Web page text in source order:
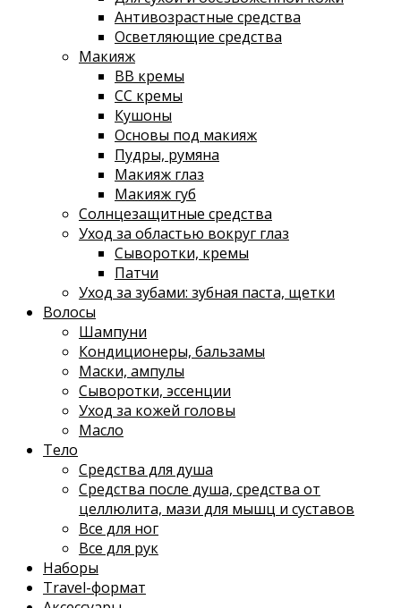
Антивозрастные средства
Осветляющие средства
Макияж
ВВ кремы
СС кремы
Кушоны
Основы под макияж
Пудры, румяна
Макияж глаз
Макияж губ
Солнцезащитные средства
Уход за областью вокруг глаз
Сыворотки, кремы
Патчи
Уход за зубами: зубная паста, щетки
Волосы
Шампуни
Кондиционеры, бальзамы
Маски, ампулы
Сыворотки, эссенции
Уход за кожей головы
Масло
Тело
Средства для душа
Средства после душа, средства от
целлюлита, мази для мышц и суставов
Все для ног
Все для рук
Наборы
Travel-формат